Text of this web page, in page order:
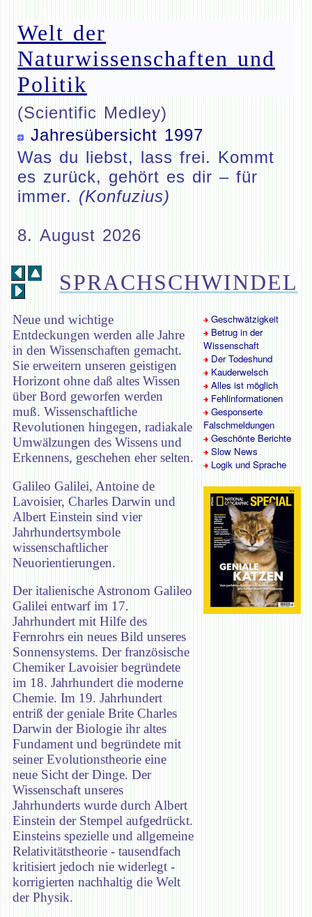
Welt der
Naturwissenschaften und
Politik
(Scientific Medley)
Jahresübersicht 1997
Was du liebst, lass frei. Kommt
es zurück, gehört es dir – für
immer. (Konfuzius)
8. August 2026
SPRACHSCHWINDEL
Neue und wichtige
Entdeckungen werden alle Jahre
in den Wissenschaften gemacht.
Sie erweitern unseren geistigen
Horizont ohne daß altes Wissen
über Bord geworfen werden
muß. Wissenschaftliche
Revolutionen hingegen, radiakale
Umwälzungen des Wissens und
Erkennens, geschehen eher selten.
Galileo Galilei, Antoine de
Lavoisier, Charles Darwin und
Albert Einstein sind vier
Jahrhundertsymbole
wissenschaftlicher
Neuorientierungen.
Der italienische Astronom Galileo
Galilei entwarf im 17.
Jahrhundert mit Hilfe des
Fernrohrs ein neues Bild unseres
Sonnensystems. Der französische
Chemiker Lavoisier begründete
im 18. Jahrhundert die moderne
Chemie. Im 19. Jahrhundert
entriß der geniale Brite Charles
Darwin der Biologie ihr altes
Fundament und begründete mit
seiner Evolutionstheorie eine
neue Sicht der Dinge. Der
Wissenschaft unseres
Jahrhunderts wurde durch Albert
Einstein der Stempel aufgedrückt.
Einsteins spezielle und allgemeine
Relativitätstheorie - tausendfach
kritisiert jedoch nie widerlegt -
korrigierten nachhaltig die Welt
der Physik.
Geschwätzigkeit
Betrug in der
Wissenschaft
Der Todeshund
Kauderwelsch
Alles ist möglich
Fehlinformationen
Gesponserte
Falschmeldungen
Geschönte Berichte
Slow News
Logik und Sprache